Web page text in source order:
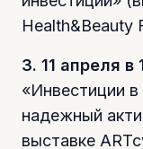
Health&Beauty
3. 11 апреля в
«Инвестиции
надежный
выставке